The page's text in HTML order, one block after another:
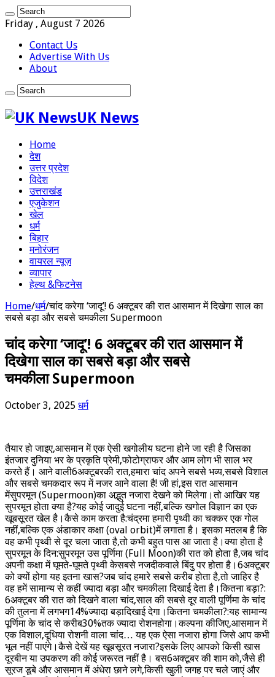
Friday , August 7 2026
Contact Us
Advertise With Us
About
UK News
Home
देश
उत्तर प्रदेश
विदेश
उत्तराखंड
एजुकेशन
खेल
धर्म
बिहार
मनोरंजन
वायरल न्यूज़
व्यापार
हेल्थ &फिटनेस
Home/धर्म/चांद करेगा ‘जादू’! 6 अक्टूबर की रात आसमान में दिखेगा साल का
सबसे बड़ा और सबसे चमकीला Supermoon
चांद करेगा ‘जादू’! 6 अक्टूबर की रात आसमान में
दिखेगा साल का सबसे बड़ा और सबसे
चमकीला Supermoon
October 3, 2025 धर्म
तैयार हो जाइए,आसमान में एक ऐसी खगोलीय घटना होने जा रही है जिसका
इंतजार दुनिया भर के प्रकृति प्रेमी,फोटोग्राफर और आम लोग भी साल भर
करते हैं। आने वाली6अक्टूबरकी रात,हमारा चांद अपने सबसे भव्य,सबसे विशाल
और सबसे चमकदार रूप में नजर आने वाला है! जी हां,इस रात आसमान
मेंसुपरमून (Supermoon)का अद्भुत नजारा देखने को मिलेगा।तो आखिर यह
सुपरमून होता क्या है?यह कोई जादुई घटना नहीं,बल्कि खगोल विज्ञान का एक
खूबसूरत खेल है।कैसे काम करता है:चंद्रमा हमारी पृथ्वी का चक्कर एक गोल
नहीं,बल्कि एक अंडाकार कक्षा (oval orbit)में लगाता है। इसका मतलब है कि
वह कभी पृथ्वी से दूर चला जाता है,तो कभी बहुत पास आ जाता है।क्या होता है
सुपरमून के दिन:सुपरमून उस पूर्णिमा (Full Moon)की रात को होता है,जब चांद
अपनी कक्षा में घूमते-घूमते पृथ्वी केसबसे नजदीकवाले बिंदु पर होता है।6अक्टूबर
को क्यों होगा यह इतना खास?जब चांद हमारे सबसे करीब होता है,तो जाहिर है
वह हमें सामान्य से कहीं ज्यादा बड़ा और चमकीला दिखाई देता है।कितना बड़ा?:
6अक्टूबर की रात को दिखने वाला चांद,साल की सबसे दूर वाली पूर्णिमा के चांद
की तुलना में लगभग14%ज्यादा बड़ादिखाई देगा।कितना चमकीला?:यह सामान्य
पूर्णिमा के चांद से करीब30%तक ज्यादा रोशनहोगा।कल्पना कीजिए,आसमान में
एक विशाल,दूधिया रोशनी वाला चांद… यह एक ऐसा नजारा होगा जिसे आप कभी
भूल नहीं पाएंगे।कैसे देखें यह खूबसूरत नजारा?इसके लिए आपको किसी खास
दूरबीन या उपकरण की कोई जरूरत नहीं है। बस6अक्टूबर की शाम को,जैसे ही
सूरज डूबे और आसमान में अंधेरा छाने लगे,किसी खुली जगह पर चले जाएं और